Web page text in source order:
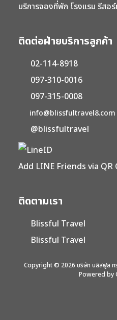
บริการจองที่พัก โรงแรม รีสอ
ติดต่อฝ่ายบริการลูกค้า
02-114-8918
097-310-0016
097-315-0008
info@blissfultravel8.com
@blissfultravel
Add LINE Friends via QR
ติดตามเรา
Blissful Travel
Blissful Travel
Copyright © 2026 บริษัท บลิสฟูล ท
Powered by